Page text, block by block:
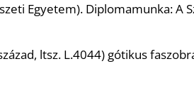
Egyetem). Diplomamunka: A
ltsz. L.4044) gótikus